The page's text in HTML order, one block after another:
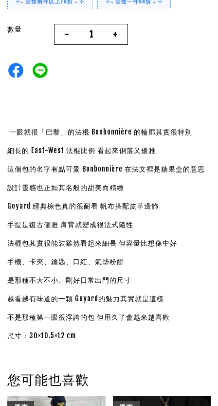
⊹₊ 全館兩件以上78折 ₊ ⊹ ⊹₊ 全館一件88折 ₊ ⊹
數量 - +
一眼就很「巴黎」的法棍 Bonbonnière 的輪廓其實很特別
細長的 East-West 法棍比例 看起來俐落又優雅
這個包的名字有點可愛 Bonbonnière 在法文裡是糖果盒的意思
設計靈感也正如其名般的甜美而精緻
Goyard 經典棕色真的很耐看 帆布搭配皮革邊飾
手提是復古優雅 肩背就變成很法式隨性
法棍包其實很能裝雖然看起來細長 但容量比想像中好
手機、卡夾、鑰匙、口紅、氣墊粉餅
是那種不大不小、剛好日常出門的尺寸
越看越有味道的一顆 Goyard的魅力其實就是這樣
不是那種第一眼很浮誇的包 但用久了會越來越喜歡
尺寸：30×10.5×12 cm
您可能也喜歡